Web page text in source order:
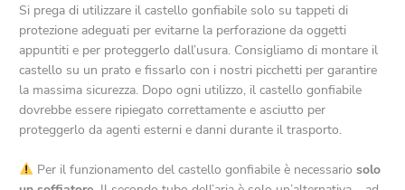
Si prega di utilizzare il castello gonfiabile solo su tappeti di
protezione adeguati per evitarne la perforazione da oggetti
appuntiti e per proteggerlo dall’usura. Consigliamo di montare il
castello su un prato e fissarlo con i nostri picchetti per garantire
la massima sicurezza. Dopo ogni utilizzo, il castello gonfiabile
dovrebbe essere ripiegato correttamente e asciutto per
proteggerlo da agenti esterni e danni durante il trasporto.
Per il funzionamento del castello gonfiabile è necessario solo